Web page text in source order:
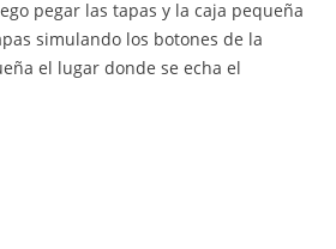
pegar las tapas y la caja pequeña
simulando los botones de la
el lugar donde se echa el